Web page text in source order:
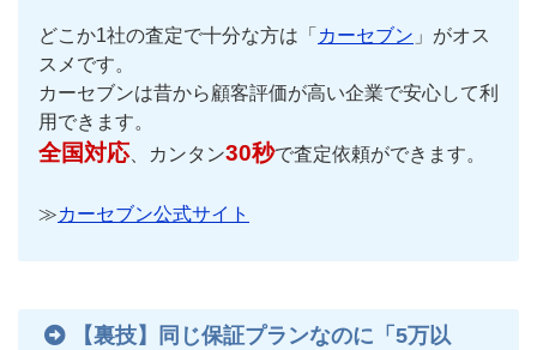
どこか1社の査定で十分な方は「 カーセブン 」がオス
スメです。
カーセブンは昔から顧客評価が高い企業で安心して利
用できます。
全国対応、カンタン30秒で査定依頼ができます。
≫カーセブン公式サイト
【裏技】同じ保証プランなのに「5万以